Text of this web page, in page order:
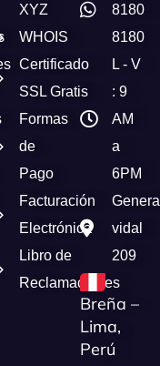
XYZ
WHOIS
Certificado
SSL Gratis
Formas
de
Pago
Facturación
Electrónica
Libro de
Reclamaciones
8180
8180
L - V
: 9
AM
a
6PM
vidal
209
Breña –
Lima,
Perú